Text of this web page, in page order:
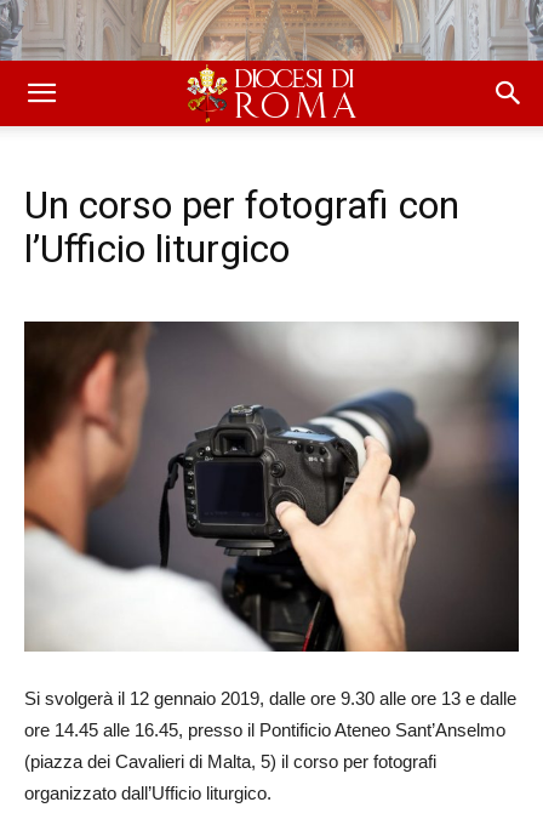
Un corso per fotografi con
l’Ufficio liturgico
Si svolgerà il 12 gennaio 2019, dalle ore 9.30 alle ore 13 e dalle
ore 14.45 alle 16.45, presso il Pontificio Ateneo Sant’Anselmo
(piazza dei Cavalieri di Malta, 5) il corso per fotografi
organizzato dall’Ufficio liturgico.